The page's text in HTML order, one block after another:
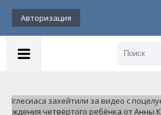
Авторизация